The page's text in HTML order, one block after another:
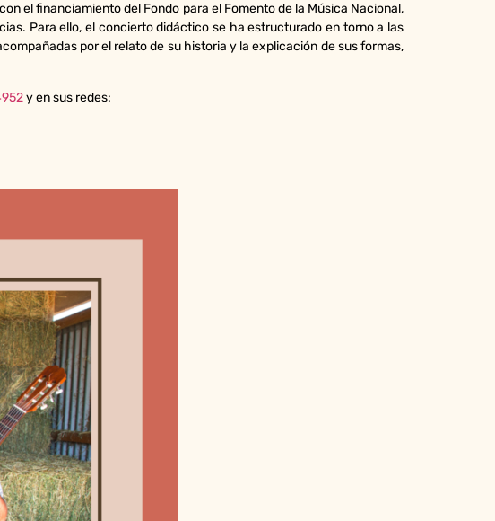
el financiamiento del Fondo para el Fomento de la Música Nacional,
Para ello, el concierto didáctico se ha estructurado en torno a las
por el relato de su historia y la explicación de sus formas,
y en sus redes: